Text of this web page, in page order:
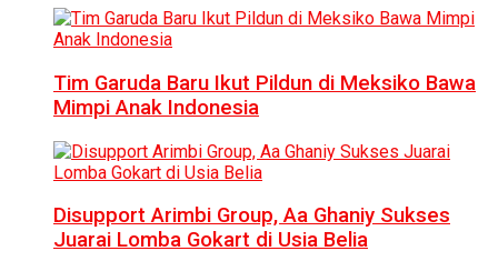
Tim Garuda Baru Ikut Pildun di Meksiko Bawa
Mimpi Anak Indonesia
Disupport Arimbi Group, Aa Ghaniy Sukses
Juarai Lomba Gokart di Usia Belia